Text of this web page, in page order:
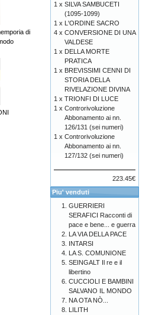
di
1 x SILVA SAMBUCETI
(1095-1099)
1 x L'ORDINE SACRO
4 x CONVERSIONE DI UNA
VALDESE
1 x DELLA MORTE
PRATICA
1 x BREVISSIMI CENNI DI
STORIA DELLA
RIVELAZIONE DIVINA
1 x TRIONFI DI LUCE
1 x Controrivoluzione
Abbonamento ai nn.
126/131 (sei numeri)
1 x Controrivoluzione
Abbonamento ai nn.
127/132 (sei numeri)
223.45€
Piu' venduti
GUERRIERI
SERAFICI Racconti di
pace e bene... e guerra
LA VIA DELLA PACE
INTARSI
LA S. COMUNIONE
SEINGALT Il re e il
libertino
CUCCIOLI E BAMBINI
SALVANO IL MONDO
NA OTA NÒ...
LILITH